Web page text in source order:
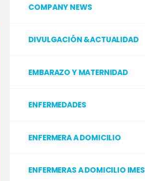
COMPANY NEWS
DIVULGACIÓN &ACTUALIDAD
EMBARAZO Y MATERNIDAD
ENFERMEDADES
ENFERMERA A DOMICILIO
ENFERMERAS A DOMICILIO IMES